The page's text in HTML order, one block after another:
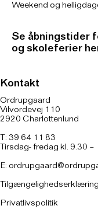
Weekend og
Se åbningstider
og skoleferier
Kontakt
Ordrupgaard
Vilvordevej 110
2920 Charlottenlund
T: 39 64 11 83
Tirsdag- fredag kl. 9.30
E:
Tilgængelighedserklæring
Privatlivspolitik